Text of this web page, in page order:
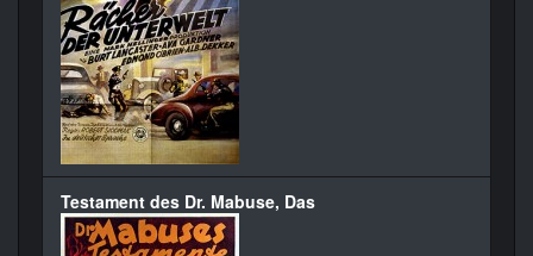
Testament des Dr. Mabuse, Das